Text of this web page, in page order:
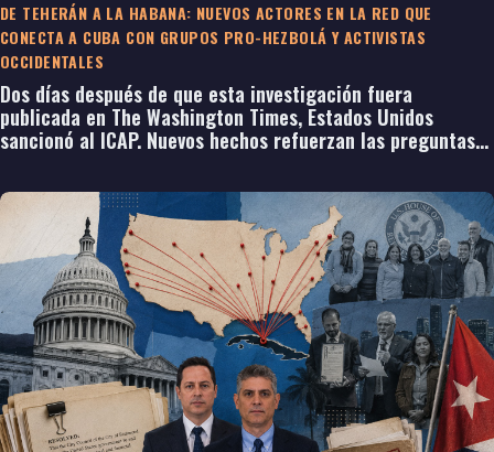
DE TEHERÁN A LA HABANA: NUEVOS ACTORES EN LA RED QUE
CONECTA A CUBA CON GRUPOS PRO-HEZBOLÁ Y ACTIVISTAS
OCCIDENTALES
Dos días después de que esta investigación fuera
publicada en The Washington Times, Estados Unidos
sancionó al ICAP. Nuevos hechos refuerzan las preguntas
régimen cubano.